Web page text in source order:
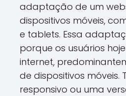
adaptação de um
dispositivos móveis,
e tablets. Essa
porque os usuários
internet,
de dispositivos móveis.
responsivo ou uma